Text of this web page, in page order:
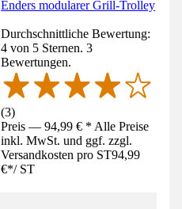
Enders modularer Grill-Trolley
Durchschnittliche Bewertung:
4 von 5 Sternen. 3
Bewertungen.
(3)
Preis — 94,99 € * Alle Preise
inkl. MwSt. und ggf. zzgl.
Versandkosten pro ST94,99
€*/ ST